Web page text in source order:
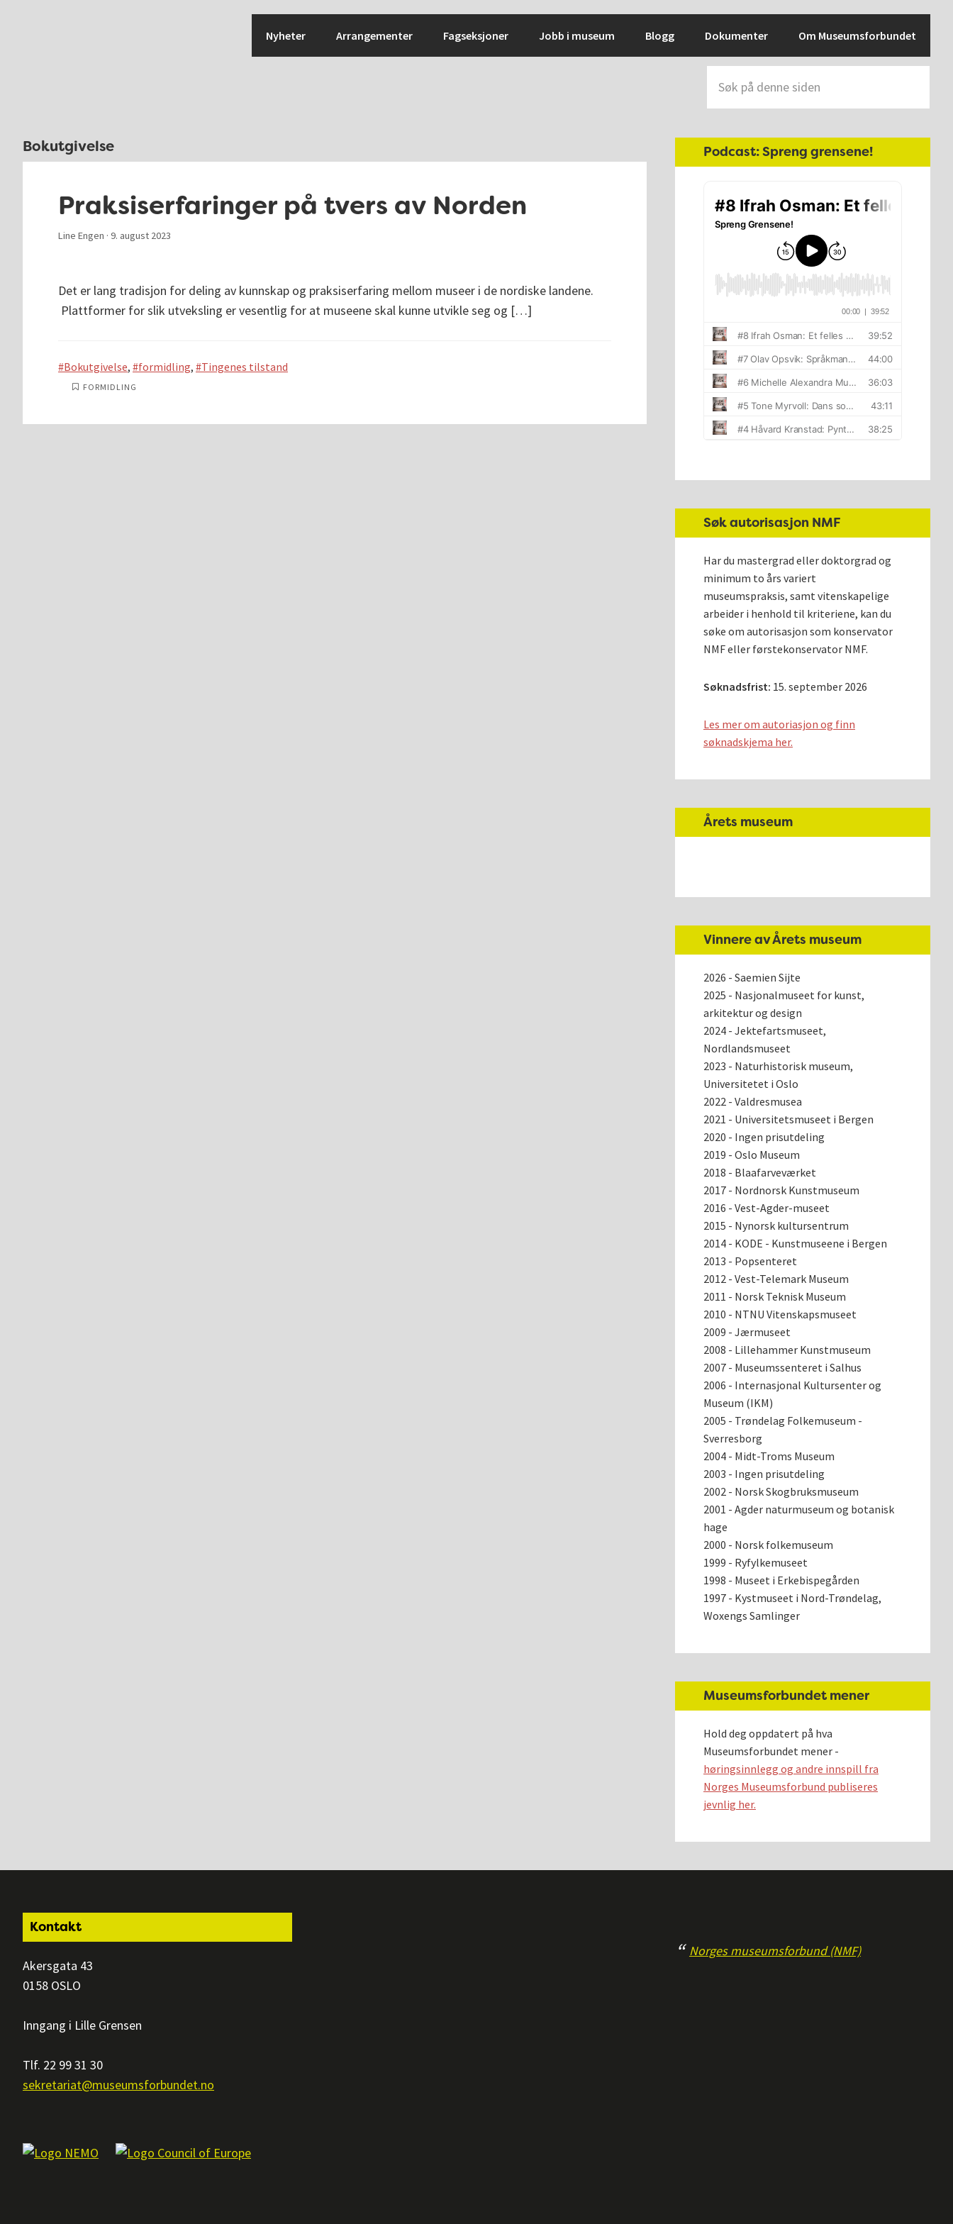
Nyheter Arrangementer Fagseksjoner Jobb i museum Blogg Dokumenter Om Museumsforbundet
på
denne
siden
Bokutgivelse
Praksiserfaringer på tvers av Norden
Line Engen · 9. august 2023
Det er lang tradisjon for deling av kunnskap og praksiserfaring mellom museer i de nordiske landene.
Plattformer for slik utveksling er vesentlig for at museene skal kunne utvikle seg og […]
Bokutgivelse, formidling, Tingenes tilstand
FORMIDLING
Hoved
sidebar
Podcast: Spreng grensene!
Søk autorisasjon NMF
Har du mastergrad eller doktorgrad og
minimum to års variert
museumspraksis, samt vitenskapelige
arbeider i henhold til kriteriene, kan du
søke om autorisasjon som konservator
NMF eller førstekonservator NMF.
Søknadsfrist: 15. september 2026
Les mer om autoriasjon og finn
søknadskjema her.
Årets museum
Vinnere av Årets museum
2026 - Saemien Sijte
2025 - Nasjonalmuseet for kunst,
arkitektur og design
2024 - Jektefartsmuseet,
Nordlandsmuseet
2023 - Naturhistorisk museum,
Universitetet i Oslo
2022 - Valdresmusea
2021 - Universitetsmuseet i Bergen
2020 - Ingen prisutdeling
2019 - Oslo Museum
2018 - Blaafarveværket
2017 - Nordnorsk Kunstmuseum
2016 - Vest-Agder-museet
2015 - Nynorsk kultursentrum
2014 - KODE - Kunstmuseene i Bergen
2013 - Popsenteret
2012 - Vest-Telemark Museum
2011 - Norsk Teknisk Museum
2010 - NTNU Vitenskapsmuseet
2009 - Jærmuseet
2008 - Lillehammer Kunstmuseum
2007 - Museumssenteret i Salhus
2006 - Internasjonal Kultursenter og
Museum (IKM)
2005 - Trøndelag Folkemuseum -
Sverresborg
2004 - Midt-Troms Museum
2003 - Ingen prisutdeling
2002 - Norsk Skogbruksmuseum
2001 - Agder naturmuseum og botanisk
hage
2000 - Norsk folkemuseum
1999 - Ryfylkemuseet
1998 - Museet i Erkebispegården
1997 - Kystmuseet i Nord-Trøndelag,
Woxengs Samlinger
Museumsforbundet mener
Hold deg oppdatert på hva
Museumsforbundet mener -
høringsinnlegg og andre innspill fra
Norges Museumsforbund publiseres
jevnlig her.
Footer
Kontakt
Akersgata 43
0158 OSLO
Inngang i Lille Grensen
Tlf. 22 99 31 30
sekretariat@museumsforbundet.no
Norges museumsforbund (NMF)